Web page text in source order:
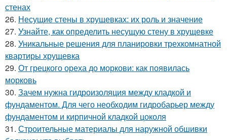
стенах
26. Несущие стены в хрущевках: их роль и значение
27. Узнайте, как определить несущую стену в хрущевке
28. Уникальные решения для планировки трехкомнатной
квартиры хрущевка
29. От грецкого ореха до моркови: как появилась
морковь
30. Зачем нужна гидроизоляция между кладкой и
фундаментом. Для чего необходим гидробарьер между
фундаментом и кирпичной кладкой цоколя
31. Строительные материалы для наружной обшивки